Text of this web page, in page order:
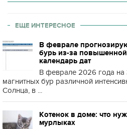
ЕЩЕ ИНТЕРЕСНОЕ
В феврале
бурь из-за
календарь дат
В феврале 2026 года
магнитных бур различной
Солнца, в ...
Котенок в доме: что
мурлыках